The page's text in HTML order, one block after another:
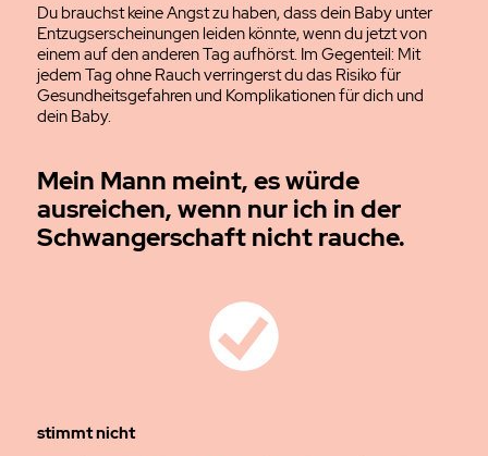
Du brauchst keine Angst zu haben, dass dein Baby unter
Entzugserscheinungen leiden könnte, wenn du jetzt von
einem auf den anderen Tag aufhörst. Im Gegenteil: Mit
jedem Tag ohne Rauch verringerst du das Risiko für
Gesundheitsgefahren und Komplikationen für dich und
dein Baby.
Mein Mann meint, es würde
ausreichen, wenn nur ich in der
Schwangerschaft nicht rauche.
stimmt nicht